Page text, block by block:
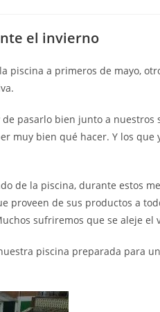
el invierno
piscina a primeros de mayo,
pasarlo bien junto a
muy bien qué hacer. Y los
de la piscina, durante estos
proveen de sus productos a
sufriremos que se aleje el
piscina preparada para